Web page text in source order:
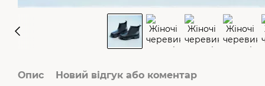
Опис Новий відгук або коментар